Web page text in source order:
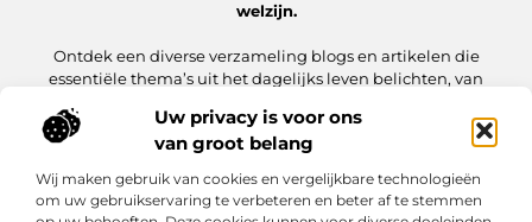
Uw privacy is voor ons
van groot belang
Wij maken gebruik van cookies en vergelijkbare technologieën
om uw gebruikservaring te verbeteren en beter af te stemmen
welzijn.
Ontdek een diverse verzameling blogs en artikelen die
essentiële thema’s uit het dagelijks leven belichten, van
Onze informatie